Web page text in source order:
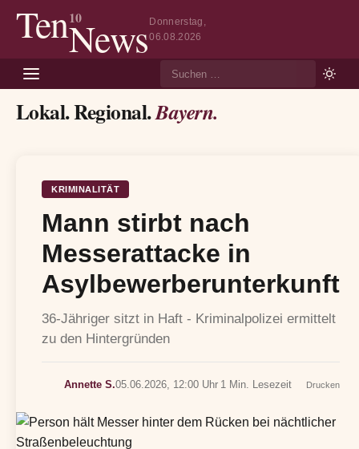
Ten10
NewsDonnerstag,
06.08.2026
Lokal. Regional.Bayern.
KRIMINALITÄT
Mann stirbt nach
Messerattacke in
Asylbewerberunterkunft
36-Jähriger sitzt in Haft - Kriminalpolizei ermittelt
zu den Hintergründen
Annette S.05.06.2026, 12:00 Uhr 1 Min. Lesezeit Drucken